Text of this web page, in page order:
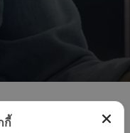
SUSTAINABLE
กี้